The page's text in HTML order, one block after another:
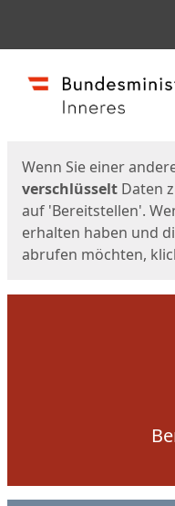
Start
Wenn Sie einer
verschlüsselt Daten
auf 'Bereitstellen'.
erhalten haben und
abrufen möchten,